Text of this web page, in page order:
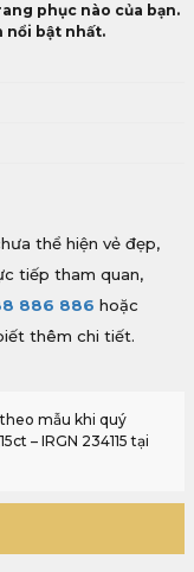
phục nào của bạn.
nổi bật nhất.
thể hiện vẻ đẹp,
tiếp tham quan,
886 886 hoặc
thêm chi tiết.
mẫu khi quý
– IRGN 234115 tại